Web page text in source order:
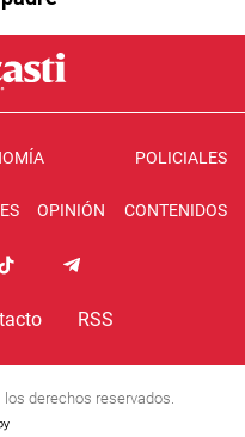
POLICIALES
OPINIÓN CONTENIDOS
RSS
los derechos reservados.